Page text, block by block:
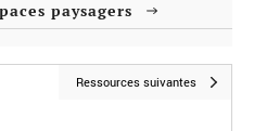
paysagers
Ressources suivantes